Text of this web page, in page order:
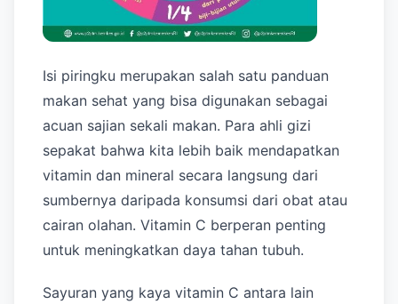
Isi piringku merupakan salah satu panduan
makan sehat yang bisa digunakan sebagai
acuan sajian sekali makan. Para ahli gizi
sepakat bahwa kita lebih baik mendapatkan
vitamin dan mineral secara langsung dari
sumbernya daripada konsumsi dari obat atau
cairan olahan. Vitamin C berperan penting
untuk meningkatkan daya tahan tubuh.
Sayuran yang kaya vitamin C antara lain